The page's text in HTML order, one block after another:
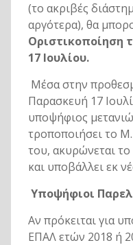
(το ακριβές
αργότερα), θα
Οριστικοποίηση
17 Ιουλίου.
Μέσα στην
Παρασκευή 17
υποψήφιος
τροποποιήσει το
του, ακυρώνεται
και υποβάλλει εκ
Υποψήφιοι
Αν πρόκειται για
ΕΠΑΛ ετών 2018 ή